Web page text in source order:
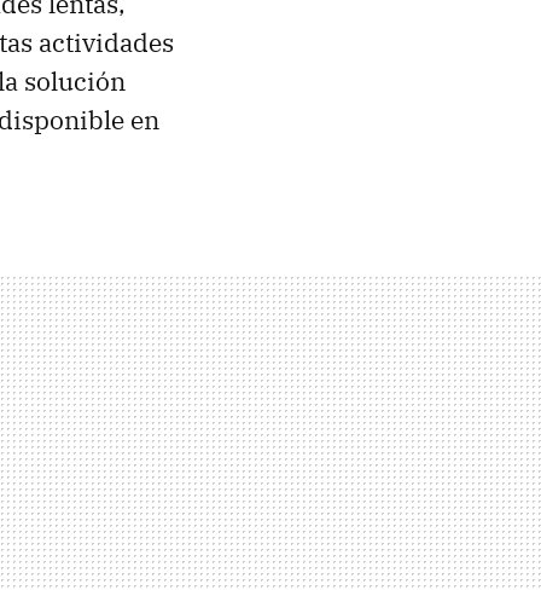
actividades
solución
en